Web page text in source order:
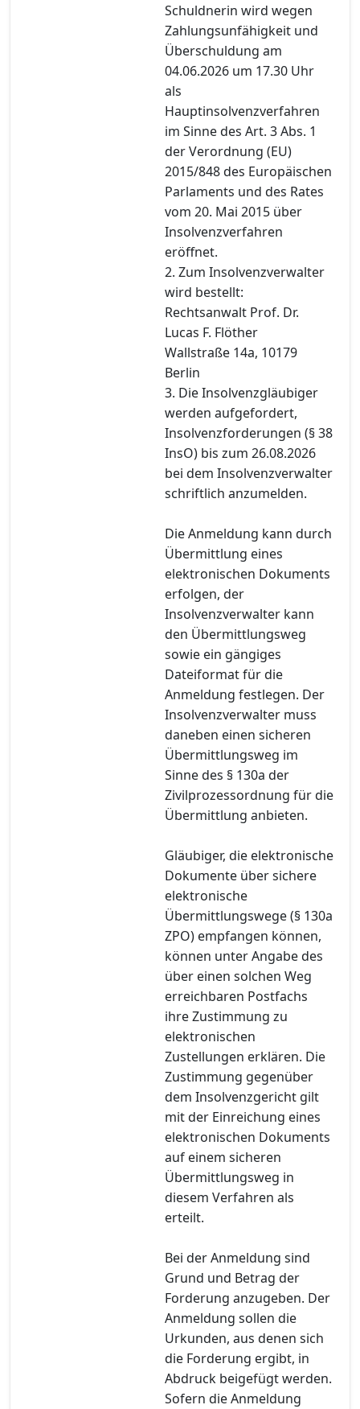
Schuldnerin wird wegen
Zahlungsunfähigkeit und
Überschuldung am
04.06.2026 um 17.30 Uhr
als
Hauptinsolvenzverfahren
im Sinne des Art. 3 Abs. 1
der Verordnung (EU)
2015/848 des Europäischen
Parlaments und des Rates
vom 20. Mai 2015 über
Insolvenzverfahren
eröffnet.
2. Zum Insolvenzverwalter
wird bestellt:
Rechtsanwalt Prof. Dr.
Lucas F. Flöther
Wallstraße 14a, 10179
Berlin
3. Die Insolvenzgläubiger
werden aufgefordert,
Insolvenzforderungen (§ 38
InsO) bis zum 26.08.2026
bei dem Insolvenzverwalter
schriftlich anzumelden.
Die Anmeldung kann durch
Übermittlung eines
elektronischen Dokuments
erfolgen, der
Insolvenzverwalter kann
den Übermittlungsweg
sowie ein gängiges
Dateiformat für die
Anmeldung festlegen. Der
Insolvenzverwalter muss
daneben einen sicheren
Übermittlungsweg im
Sinne des § 130a der
Zivilprozessordnung für die
Übermittlung anbieten.
Gläubiger, die elektronische
Dokumente über sichere
elektronische
Übermittlungswege (§ 130a
ZPO) empfangen können,
können unter Angabe des
über einen solchen Weg
erreichbaren Postfachs
ihre Zustimmung zu
elektronischen
Zustellungen erklären. Die
Zustimmung gegenüber
dem Insolvenzgericht gilt
mit der Einreichung eines
elektronischen Dokuments
auf einem sicheren
Übermittlungsweg in
diesem Verfahren als
erteilt.
Bei der Anmeldung sind
Grund und Betrag der
Forderung anzugeben. Der
Anmeldung sollen die
Urkunden, aus denen sich
die Forderung ergibt, in
Abdruck beigefügt werden.
Sofern die Anmeldung